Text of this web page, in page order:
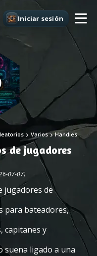
Iniciar sesión
Varios Handles
de jugadores
07-07)
jugadores de
para bateadores,
capitanes y
suena ligado a una